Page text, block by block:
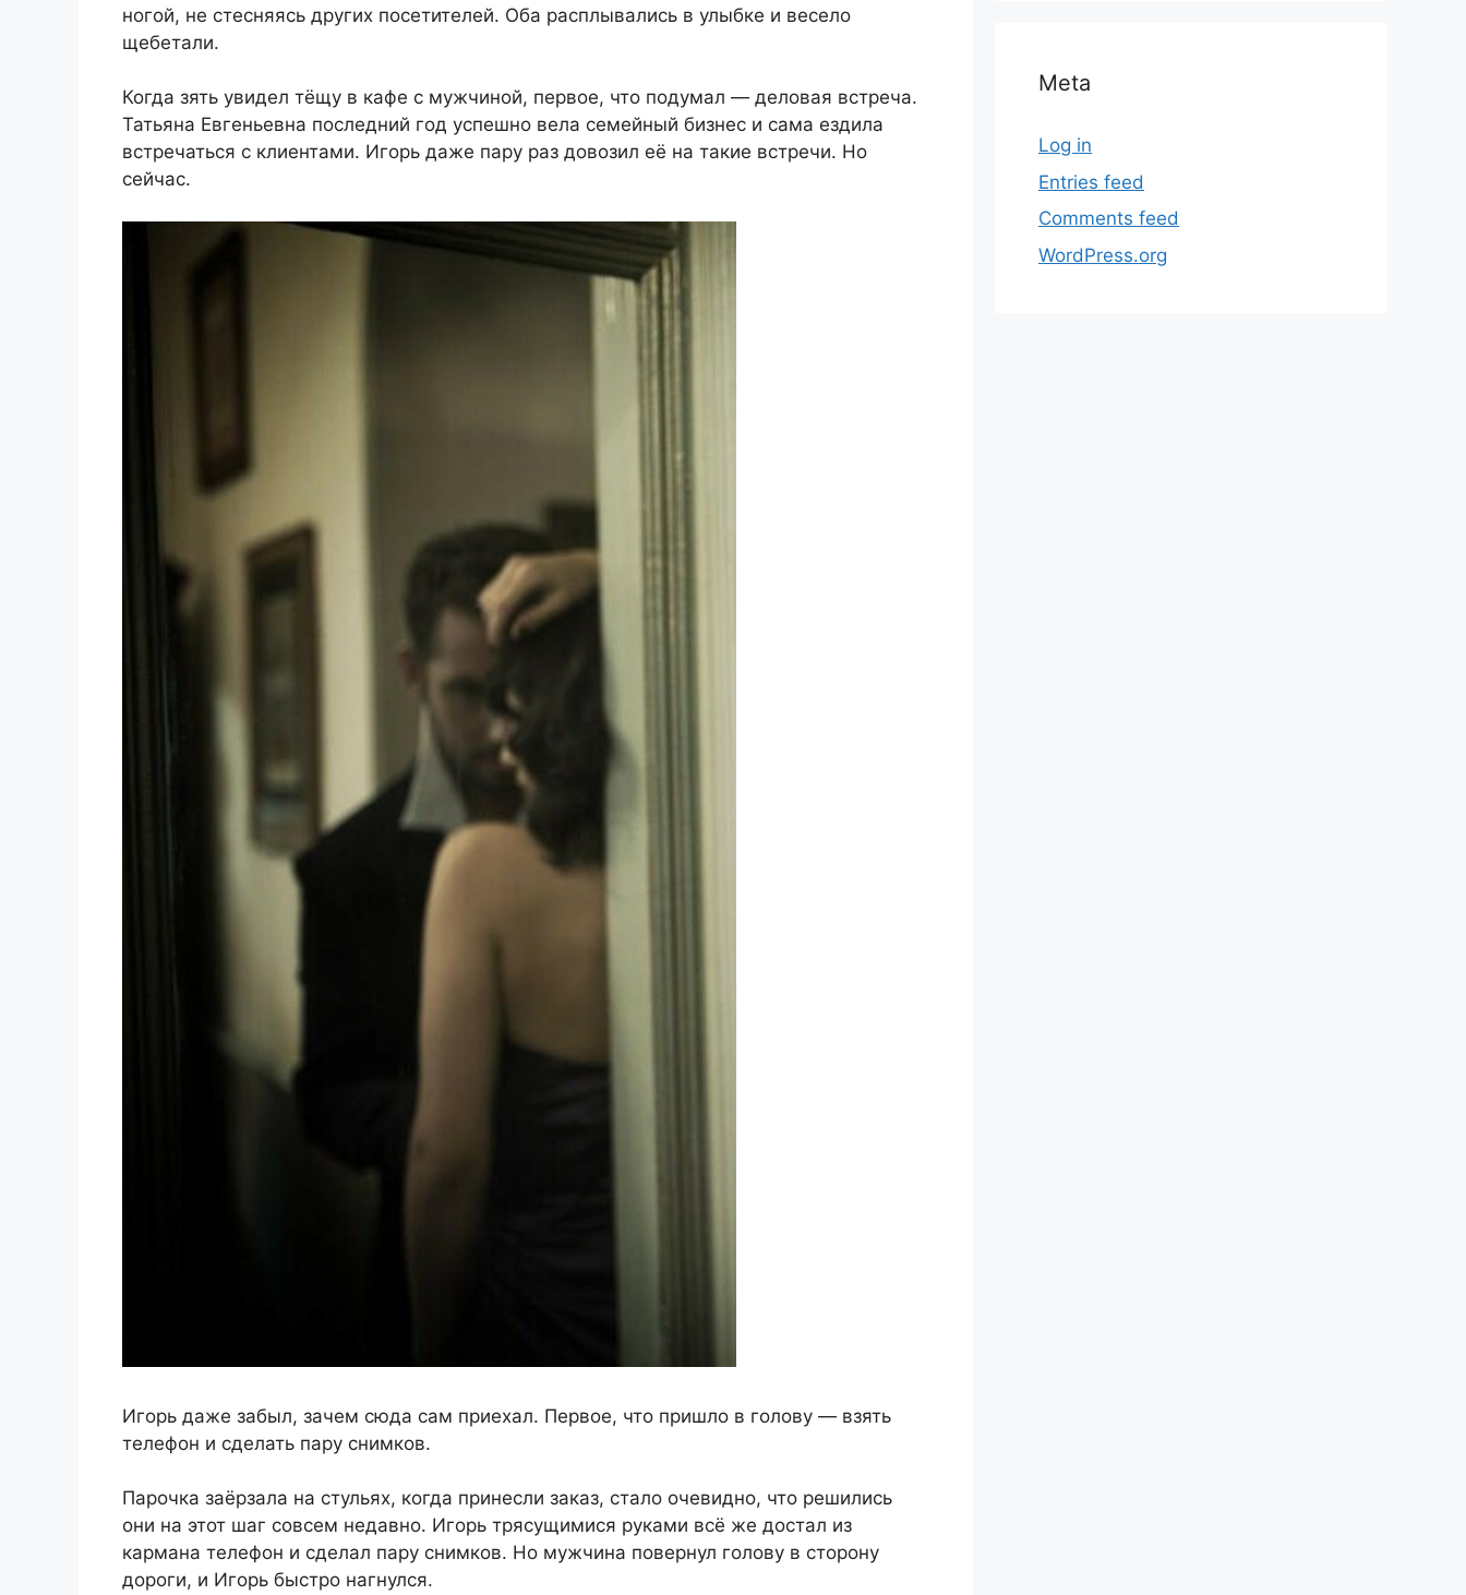
ногой, не стесняясь других посетителей. Оба расплывались в улыбке и весело
щебетали.
Когда зять увидел тёщу в кафе с мужчиной, первое, что подумал — деловая встреча.
Татьяна Евгеньевна последний год успешно вела семейный бизнес и сама ездила
встречаться с клиентами. Игорь даже пару раз довозил её на такие встречи. Но
сейчас.
Игорь даже забыл, зачем сюда сам приехал. Первое, что пришло в голову — взять
телефон и сделать пару снимков.
Парочка заёрзала на стульях, когда принесли заказ, стало очевидно, что решились
они на этот шаг совсем недавно. Игорь трясущимися руками всё же достал из
кармана телефон и сделал пару снимков. Но мужчина повернул голову в сторону
дороги, и Игорь быстро нагнулся.
Meta
Log in
Entries feed
Comments feed
WordPress.org